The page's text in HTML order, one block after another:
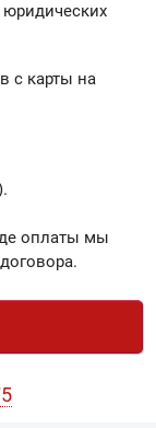
с карты на
оплаты мы